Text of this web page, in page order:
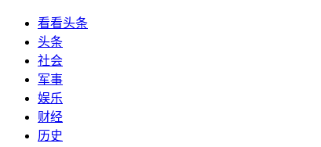
看看头条
头条
社会
军事
娱乐
财经
历史